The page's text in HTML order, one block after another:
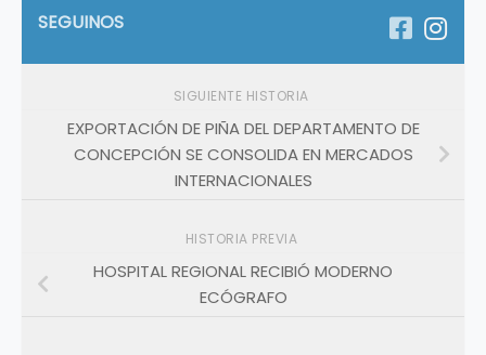
SEGUINOS
SIGUIENTE HISTORIA
EXPORTACIÓN DE PIÑA DEL DEPARTAMENTO DE
CONCEPCIÓN SE CONSOLIDA EN MERCADOS
INTERNACIONALES
HISTORIA PREVIA
HOSPITAL REGIONAL RECIBIÓ MODERNO
ECÓGRAFO